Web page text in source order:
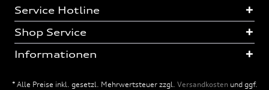
Service Hotline
Shop Service
Informationen
* Alle Preise inkl. gesetzl. Mehrwertsteuer zzgl. Versandkostenund ggf.